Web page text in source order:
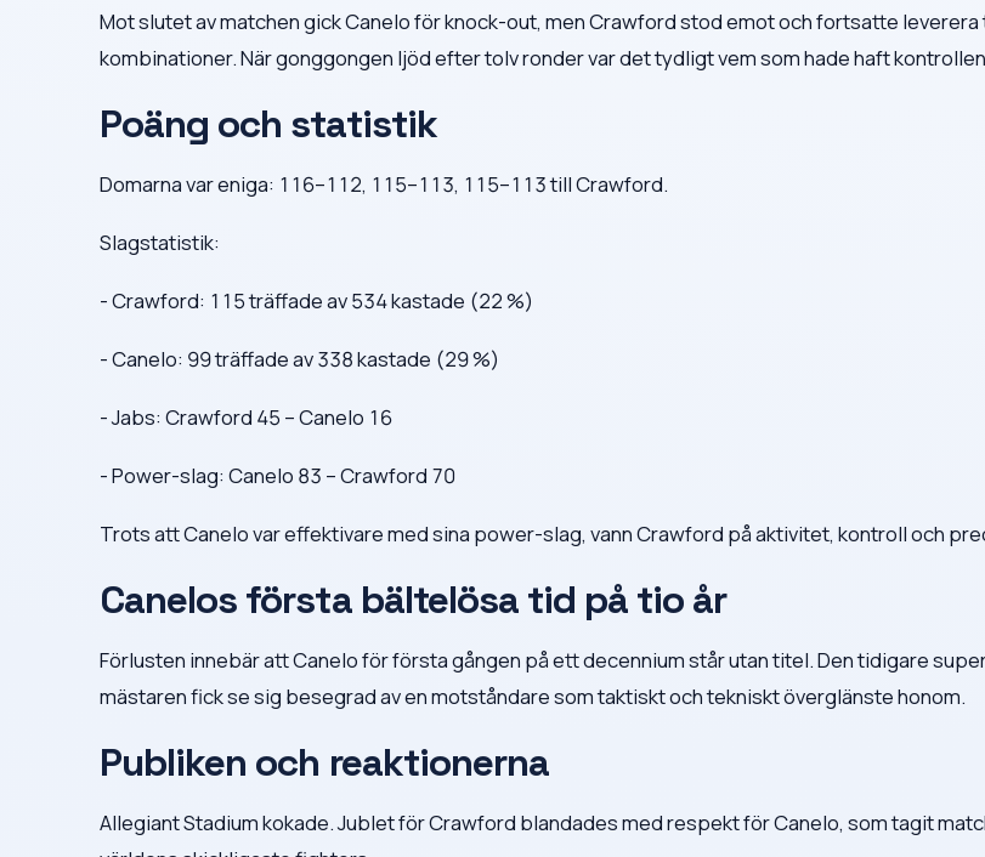
Mot slutet av matchen gick Canelo för knock-out, men Crawford stod emot och fortsatte leverera
kombinationer. När gonggongen ljöd efter tolv ronder var det tydligt vem som hade haft
Poäng och statistik
Domarna var eniga: 116–112, 115–113, 115–113 till Crawford.
Slagstatistik:
- Crawford: 115 träffade av 534 kastade (22 %)
- Canelo: 99 träffade av 338 kastade (29 %)
- Jabs: Crawford 45 – Canelo 16
- Power-slag: Canelo 83 – Crawford 70
Trots att Canelo var effektivare med sina power-slag, vann Crawford på aktivitet, kontroll och
Canelos första bältelösa tid på tio år
Förlusten innebär att Canelo för första gången på ett decennium står utan titel. Den tidigare
mästaren fick se sig besegrad av en motståndare som taktiskt och tekniskt överglänste honom.
Publiken och reaktionerna
Allegiant Stadium kokade. Jublet för Crawford blandades med respekt för Canelo, som tagit